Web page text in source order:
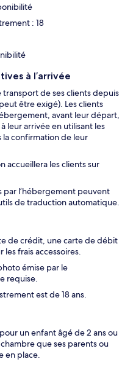
: 18
à l’arrivée
de ses clients depuis
être exigé). Les clients
avant leur départ,
leur arrivée en utilisant les
confirmation de leur
accueillera les clients sur
par l’hébergement peuvent
de traduction automatique.
de crédit, une carte de débit
frais accessoires.
émise par le
requise.
est de 18 ans.
un enfant âgé de 2 ans ou
que ses parents ou
en place.